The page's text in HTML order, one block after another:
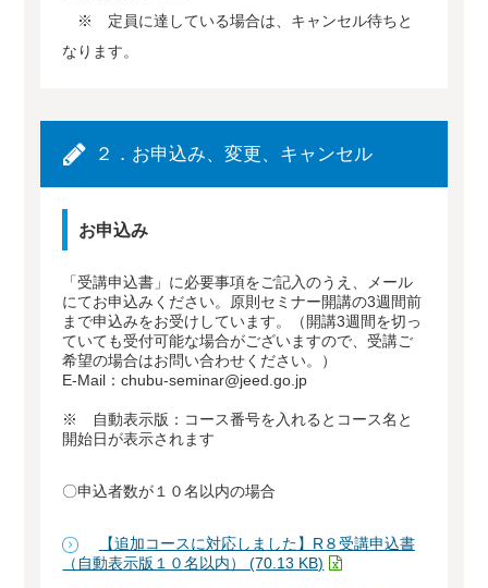
※ 定員に達している場合は、キャンセル待ちと
なります。
２．お申込み、変更、キャンセル
お申込み
「受講申込書」に必要事項をご記入のうえ、メール
にてお申込みください。原則セミナー開講の3週間前
まで申込みをお受けしています。（開講3週間を切っ
ていても受付可能な場合がございますので、受講ご
希望の場合はお問い合わせください。）
E-Mail：chubu-seminar@jeed.go.jp
※ 自動表示版：コース番号を入れるとコース名と
開始日が表示されます
〇申込者数が１０名以内の場合
【追加コースに対応しました】R８受講申込書
（自動表示版１０名以内） (70.13 KB)